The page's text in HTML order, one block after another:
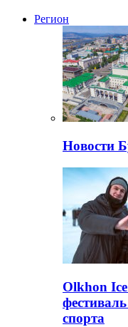
Регион
Новости
Olkhon
спорта